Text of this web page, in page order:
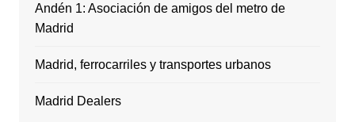
Andén 1: Asociación de amigos del metro de
Madrid
Madrid, ferrocarriles y transportes urbanos
Madrid Dealers